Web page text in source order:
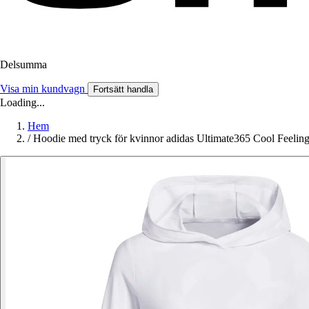
Delsumma
Visa min kundvagn Fortsätt handla
Loading...
Hem
/ Hoodie med tryck för kvinnor adidas Ultimate365 Cool Feeling